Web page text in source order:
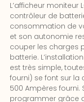
L’afficheur moniteur
contrôleur de
consommation de
et son autonomie
couper les charges
batterie.
est très simple,
fourni) se font sur la
500 Ampères fourni.
programmer grâce